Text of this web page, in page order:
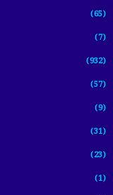
(65)
(7)
(932)
(57)
(9)
(31)
(23)
(1)